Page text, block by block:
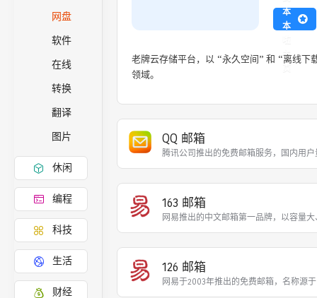
网盘
软件
在线
转换
翻译
图片
休闲
编程
科技
生活
财经
本
本
主
老牌云存储平台，以 “永久空间” 和 “离线下
领域。
QQ 邮箱
腾讯公司推出的免费邮箱服务，国内用
163 邮箱
网易推出的中文邮箱第一品牌，以容量
126 邮箱
网易于2003年推出的免费邮箱，名称源